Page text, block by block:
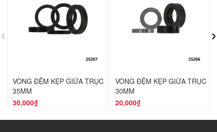
VÒNG ĐỆM KẸP GIỮA TRỤC
35MM
30,000₫
VÒNG ĐỆM KẸP GIỮA TRỤC
30MM
20,000₫
‹ ›